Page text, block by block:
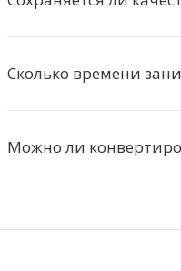
Сколько времени
Можно ли